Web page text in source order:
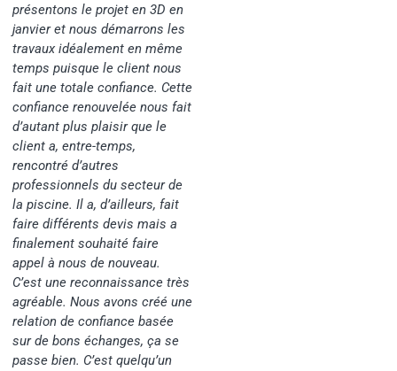
présentons le projet en 3D en
janvier et nous démarrons les
travaux idéalement en même
temps puisque le client nous
fait une totale confiance. Cette
confiance renouvelée nous fait
d’autant plus plaisir que le
client a, entre-temps,
rencontré d’autres
professionnels du secteur de
la piscine. Il a, d’ailleurs, fait
faire différents devis mais a
finalement souhaité faire
appel à nous de nouveau.
C’est une reconnaissance très
agréable. Nous avons créé une
relation de confiance basée
sur de bons échanges, ça se
passe bien. C’est quelqu’un